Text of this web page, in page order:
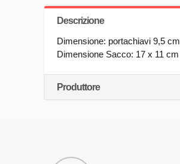
Descrizione
Dimensione: portachiavi 9,5 cm
Dimensione Sacco: 17 x 11 cm
Produttore